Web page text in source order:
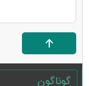
گوناگون